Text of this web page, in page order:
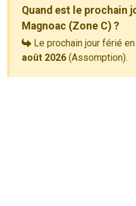
Quand est le prochain
Magnoac (Zone C) ?
Le prochain jour férié
août 2026 (Assomption).